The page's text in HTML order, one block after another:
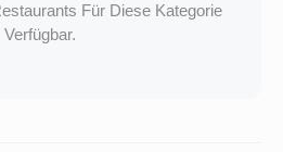
Für Diese Kategorie
Verfügbar.